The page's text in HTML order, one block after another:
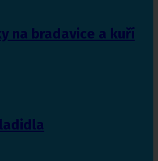
na bradavice a kuří